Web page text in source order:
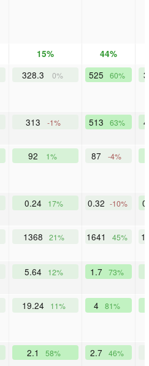
15% 44%
328.3 0% 525 60%
313 -1% 513 63%
92 1% 87 -4%
0.24 17% 0.32 -10%
1368 21% 1641 45%
5.64 12% 1.7 73%
19.24 11% 4 81%
2.1 58% 2.7 46%